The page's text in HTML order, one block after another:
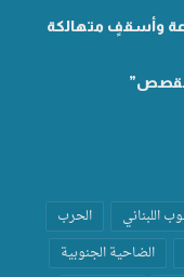
وأسقفٍ متهالكة
اللبناني
الحرب
الضاحية الجنوبية